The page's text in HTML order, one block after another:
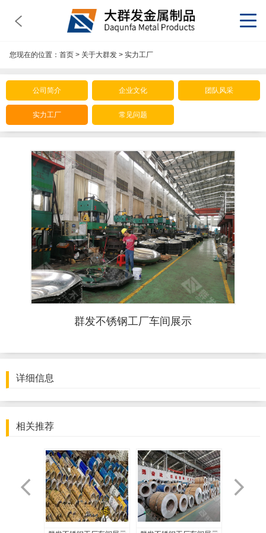
您现在的位置： 首页> 关于大群发> 实力工厂
公司简介 企业文化 团队风采
实力工厂 常见问题
群发不锈钢工厂车间展示
详细信息
相关推荐